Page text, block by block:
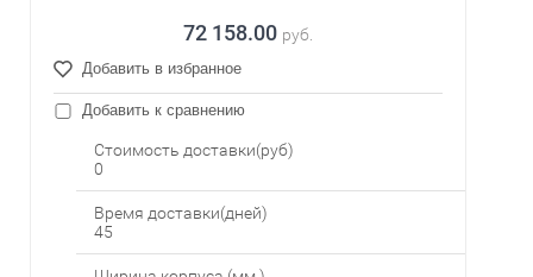
72 158.00 руб.
Добавить в избранное
Добавить к сравнению
Стоимость доставки(руб)
0
Время доставки(дней)
45